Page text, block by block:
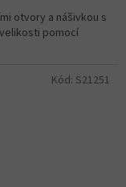
otvory a nášivkou s
pomocí
Kód: S21251